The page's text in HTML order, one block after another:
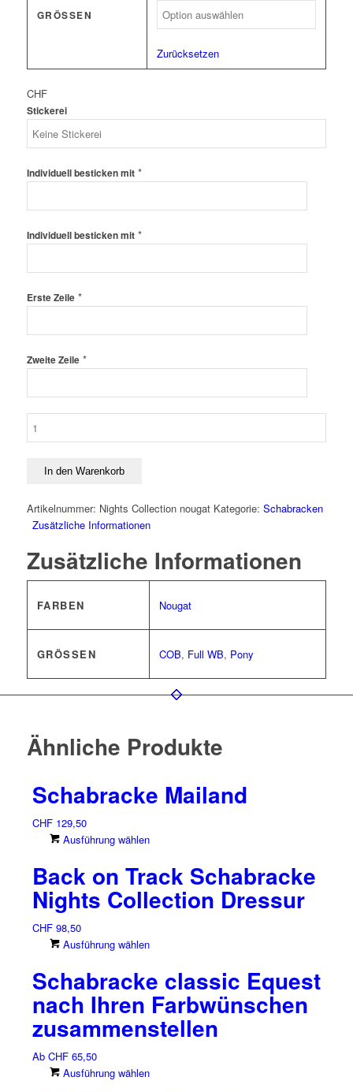
GRÖSSEN
Zurücksetzen
CHF
Stickerei
Individuell besticken mit*
Individuell besticken mit*
Erste Zeile*
Zweite Zeile*
Schabracke
Collection
Springen
In den Warenkorb
Artikelnummer: Nights Collection nougat Kategorie: Schabracken
Zusätzliche Informationen
Zusätzliche Informationen
FARBEN Nougat
GRÖSSEN COB, Full WB, Pony
Ähnliche Produkte
Schabracke Mailand
CHF129,50
Ausführung wählen
weist
mehrere
Varianten
können
auf
der
Produktseite
gewählt
Back on Track Schabracke
Nights Collection Dressur
CHF98,50
Ausführung wählen
weist
mehrere
Varianten
auf.
Schabracke classic Equest
nach Ihren Farbwünschen
zusammenstellen
Ab CHF65,50
Ausführung wählen